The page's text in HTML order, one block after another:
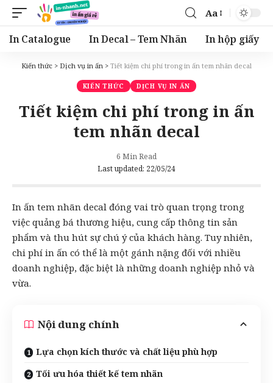
Font
Resizer
Aa
In Catalogue In Decal – Tem Nhãn In hộp giấy
Kiến thức > Dịch vụ in ấn > Tiết kiệm chi phí trong in ấn tem nhãn decal
KIẾN THỨC DỊCH VỤ IN ẤN
Tiết kiệm chi phí trong in ấn
tem nhãn decal
Last updated: 22/05/24
6 Min Read
In ấn tem nhãn decal đóng vai trò quan trọng trong
việc quảng bá thương hiệu, cung cấp thông tin sản
phẩm và thu hút sự chú ý của khách hàng. Tuy nhiên,
chi phí in ấn có thể là một gánh nặng đối với nhiều
doanh nghiệp, đặc biệt là những doanh nghiệp nhỏ và
vừa.
Nội dung chính
Lựa chọn kích thước và chất liệu phù hợp
Tối ưu hóa thiết kế tem nhãn